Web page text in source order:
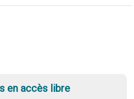
en accès libre